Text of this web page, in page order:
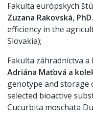
Fakulta európskych
Zuzana Rakovská,
efficiency in the
Slovakia);
Fakulta záhradníctva
Adriána Maťová a
genotype and
selected bioactive
Cucurbita moschata